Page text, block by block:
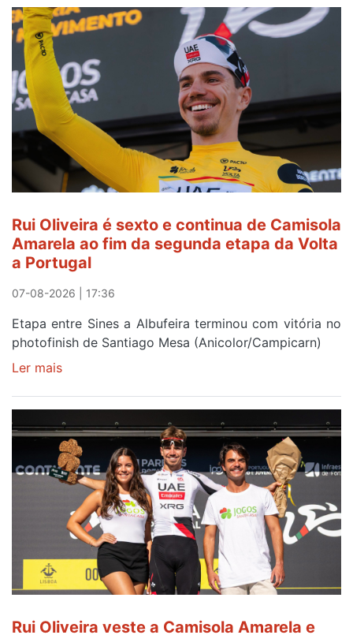
Rui Oliveira é sexto e continua de Camisola
Amarela ao fim da segunda etapa da Volta
a Portugal
07-08-2026 | 17:36
Etapa entre Sines a Albufeira terminou com vitória no
photofinish de Santiago Mesa (Anicolor/Campicarn)
Ler mais
Oliveira
é
sexto
e
continua
Camisola
Amarela
ao
da
Rui Oliveira veste a Camisola Amarela e